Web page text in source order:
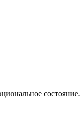
состояние.